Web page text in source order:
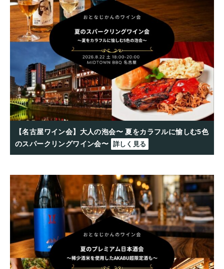
【名古屋ワイン会】大人の泡会〜 夏をカラフルに愉しむ5色
のスパークリングワイン会〜 詳しく見る